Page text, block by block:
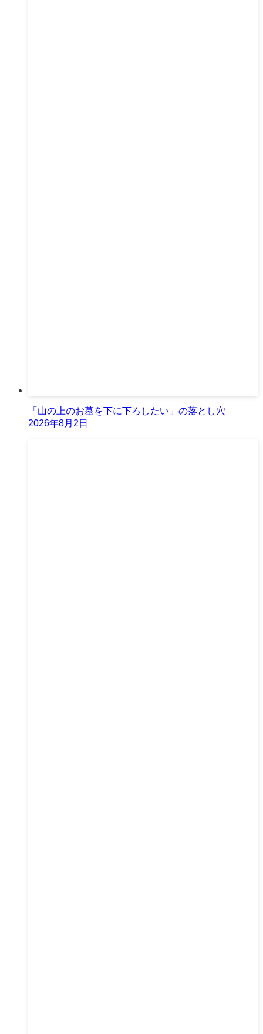
「山の上のお墓を下に下ろしたい」の落とし穴
2026年8月2日